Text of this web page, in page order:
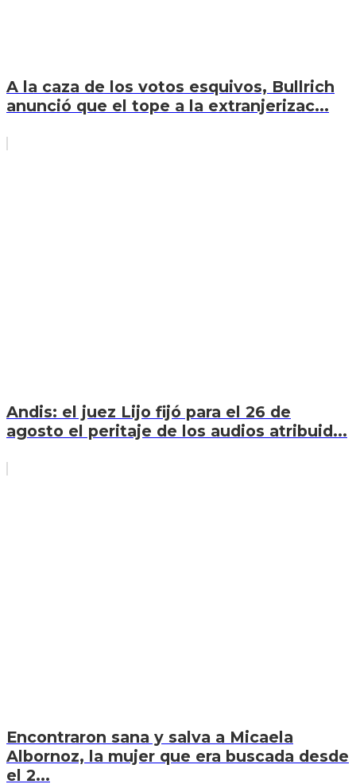
A la caza de los votos esquivos, Bullrich
anunció que el tope a la extranjerizac...
Andis: el juez Lijo fijó para el 26 de
agosto el peritaje de los audios atribuid...
Encontraron sana y salva a Micaela
Albornoz, la mujer que era buscada desde
el 2...